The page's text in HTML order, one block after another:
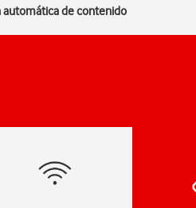
automática de contenido